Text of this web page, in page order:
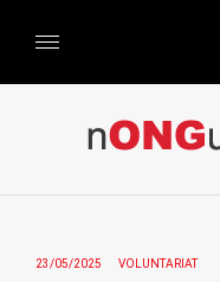
23/05/2025 VOLUNTARIAT